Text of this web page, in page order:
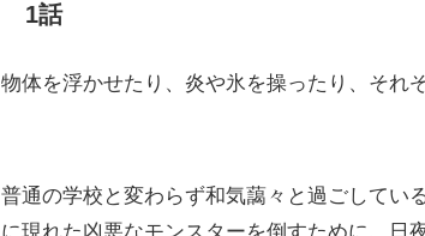
1話
物体を浮かせたり、炎や氷を操ったり、それ
普通の学校と変わらず和気藹々と過ごしてい
に現れた凶悪なモンスターを倒すために、日